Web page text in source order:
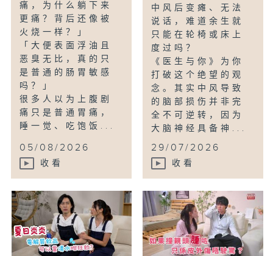
痛，为什么躺下来
更痛？背后还像被
火烧一样？」
「大便表面浮油且
恶臭无比，真的只
是普通的肠胃敏感
吗？」
很多人以为上腹剧
痛只是普通胃痛，
睡一觉、吃饱饭...
05/08/2026
收看
中风后变瘫、无法
说话，难道余生就
只能在轮椅或床上
度过吗？
《医生与你》为你
打破这个绝望的观
念。其实中风导致
的脑部损伤并非完
全不可逆转，因为
大脑神经具备神...
29/07/2026
收看